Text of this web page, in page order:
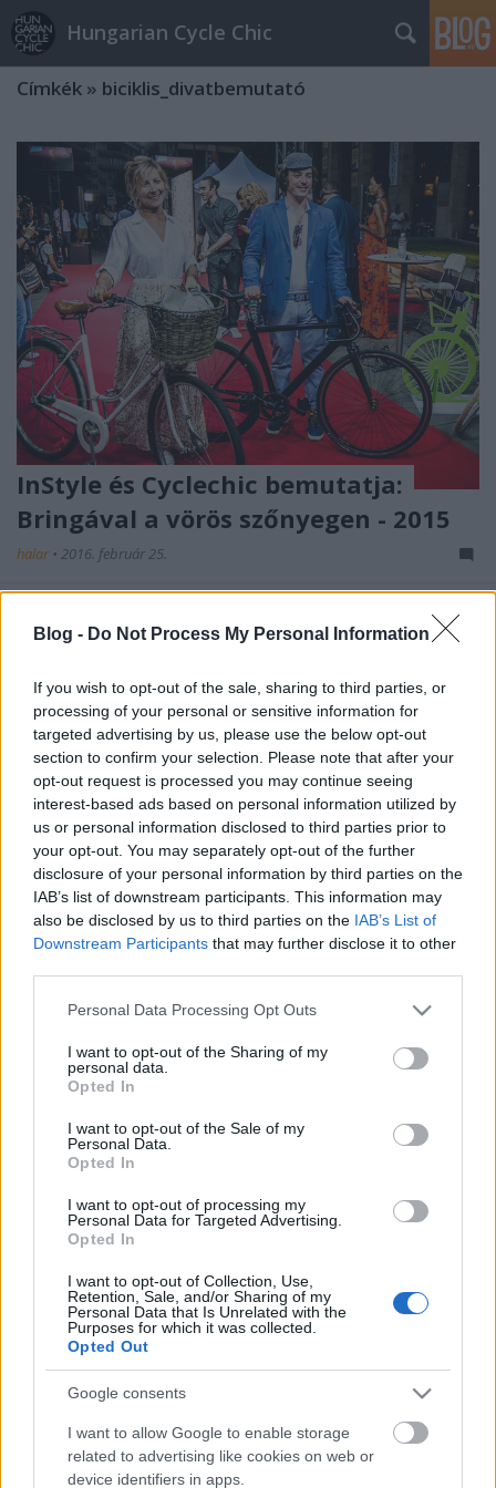
Blog - Do Not Process My Personal Information
If you wish to opt-out of the sale, sharing to third parties, or
processing of your personal or sensitive information for
targeted advertising by us, please use the below opt-out
section to confirm your selection. Please note that after your
opt-out request is processed you may continue seeing
interest-based ads based on personal information utilized by
us or personal information disclosed to third parties prior to
your opt-out. You may separately opt-out of the further
disclosure of your personal information by third parties on the
IAB’s list of downstream participants. This information may
also be disclosed by us to third parties on the IAB’s List of
Downstream Participants that may further disclose it to other
Please note that this website/app uses one or more Google
not limited to your visit or usage behaviour. You may click to
grant or deny consent to Google and its third-party tags to
use your data for below specified purposes in below Google
consent section.
Personal Data Processing Opt Outs
I want to opt-out of the Sharing of my
personal data.
Opted In
I want to opt-out of the Sale of my
Personal Data.
Opted In
I want to opt-out of processing my
Personal Data for Targeted Advertising.
Opted In
I want to opt-out of Collection, Use,
Retention, Sale, and/or Sharing of my
Personal Data that Is Unrelated with the
Purposes for which it was collected.
Opted Out
Google consents
I want to allow Google to enable storage
related to advertising like cookies on web or
device identifiers in apps.
Hungarian Cycle Chic
Címkék » biciklis_divatbemutató
InStyle és Cyclechic bemutatja:
Bringával a vörös szőnyegen - 2015
halar • 2016. február 25.
Az InStyle Magyarország és a Hungarian Cycle Chic
idén is megrendezte a Bringával a vörös szőnyegen
kategóriában 12 nyertes vihetett haza ajándékokat a
Madách téri kifutóról. Gratulálunk mindenkinek és
köszönjük a jelentkezőknek a versenyzést! Egy
szuper…
és sztárok a kifutón
2014. május 31.
Az InStyle Magyarország és a Cyclechic.hu
Udvarban mintegy 30-an gurultak végig a vörös
szőnyegen. Az idei Bringával a vörös szőnyegen